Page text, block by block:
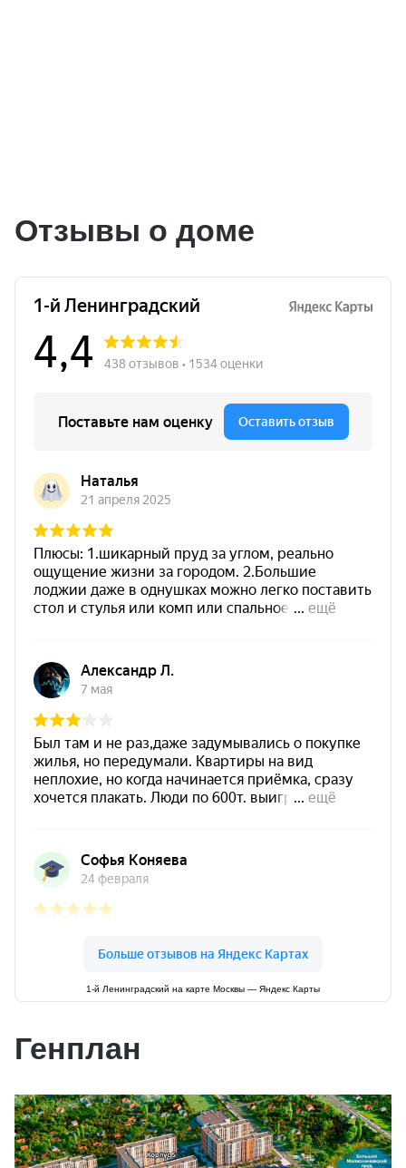
Отзывы о доме
1-й Ленинградский на карте Москвы — Яндекс Карты
Генплан